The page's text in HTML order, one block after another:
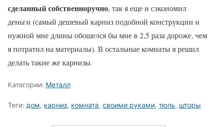
сделанный собственноручно, так я еще и сэкономил
деньги (самый дешевый карниз подобной конструкции и
нужной мне длины обошелся бы мне в 2,5 раза дороже, чем
я потратил на материалы). В остальные комнаты я решил
делать такие же карнизы.
Категории: Металл
Теги: дом, карниз, комната, своими руками, тюль, шторы